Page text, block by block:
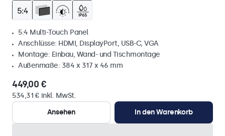
5:4 Multi-Touch Panel
Anschlüsse: HDMI, DisplayPort, USB-C, VGA
Montage: Einbau, Wand- und Tischmontage
Außenmaße: 384 x 317 x 46 mm
449,00 €
534,31 € inkl. MwSt.
Ansehen
In den Warenkorb